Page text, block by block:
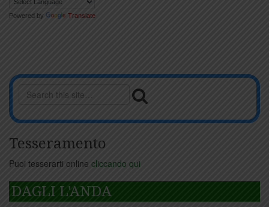
Powered by Translate
Tesseramento
Puoi tesserarti online cliccando qui
DAGLI L'ANDA